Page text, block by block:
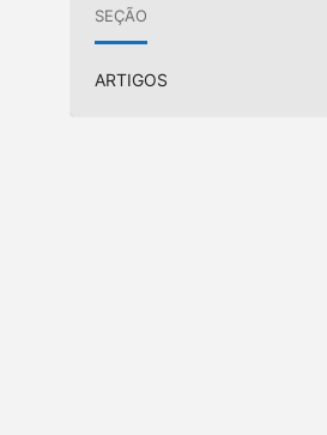
SEÇÃO
ARTIGOS